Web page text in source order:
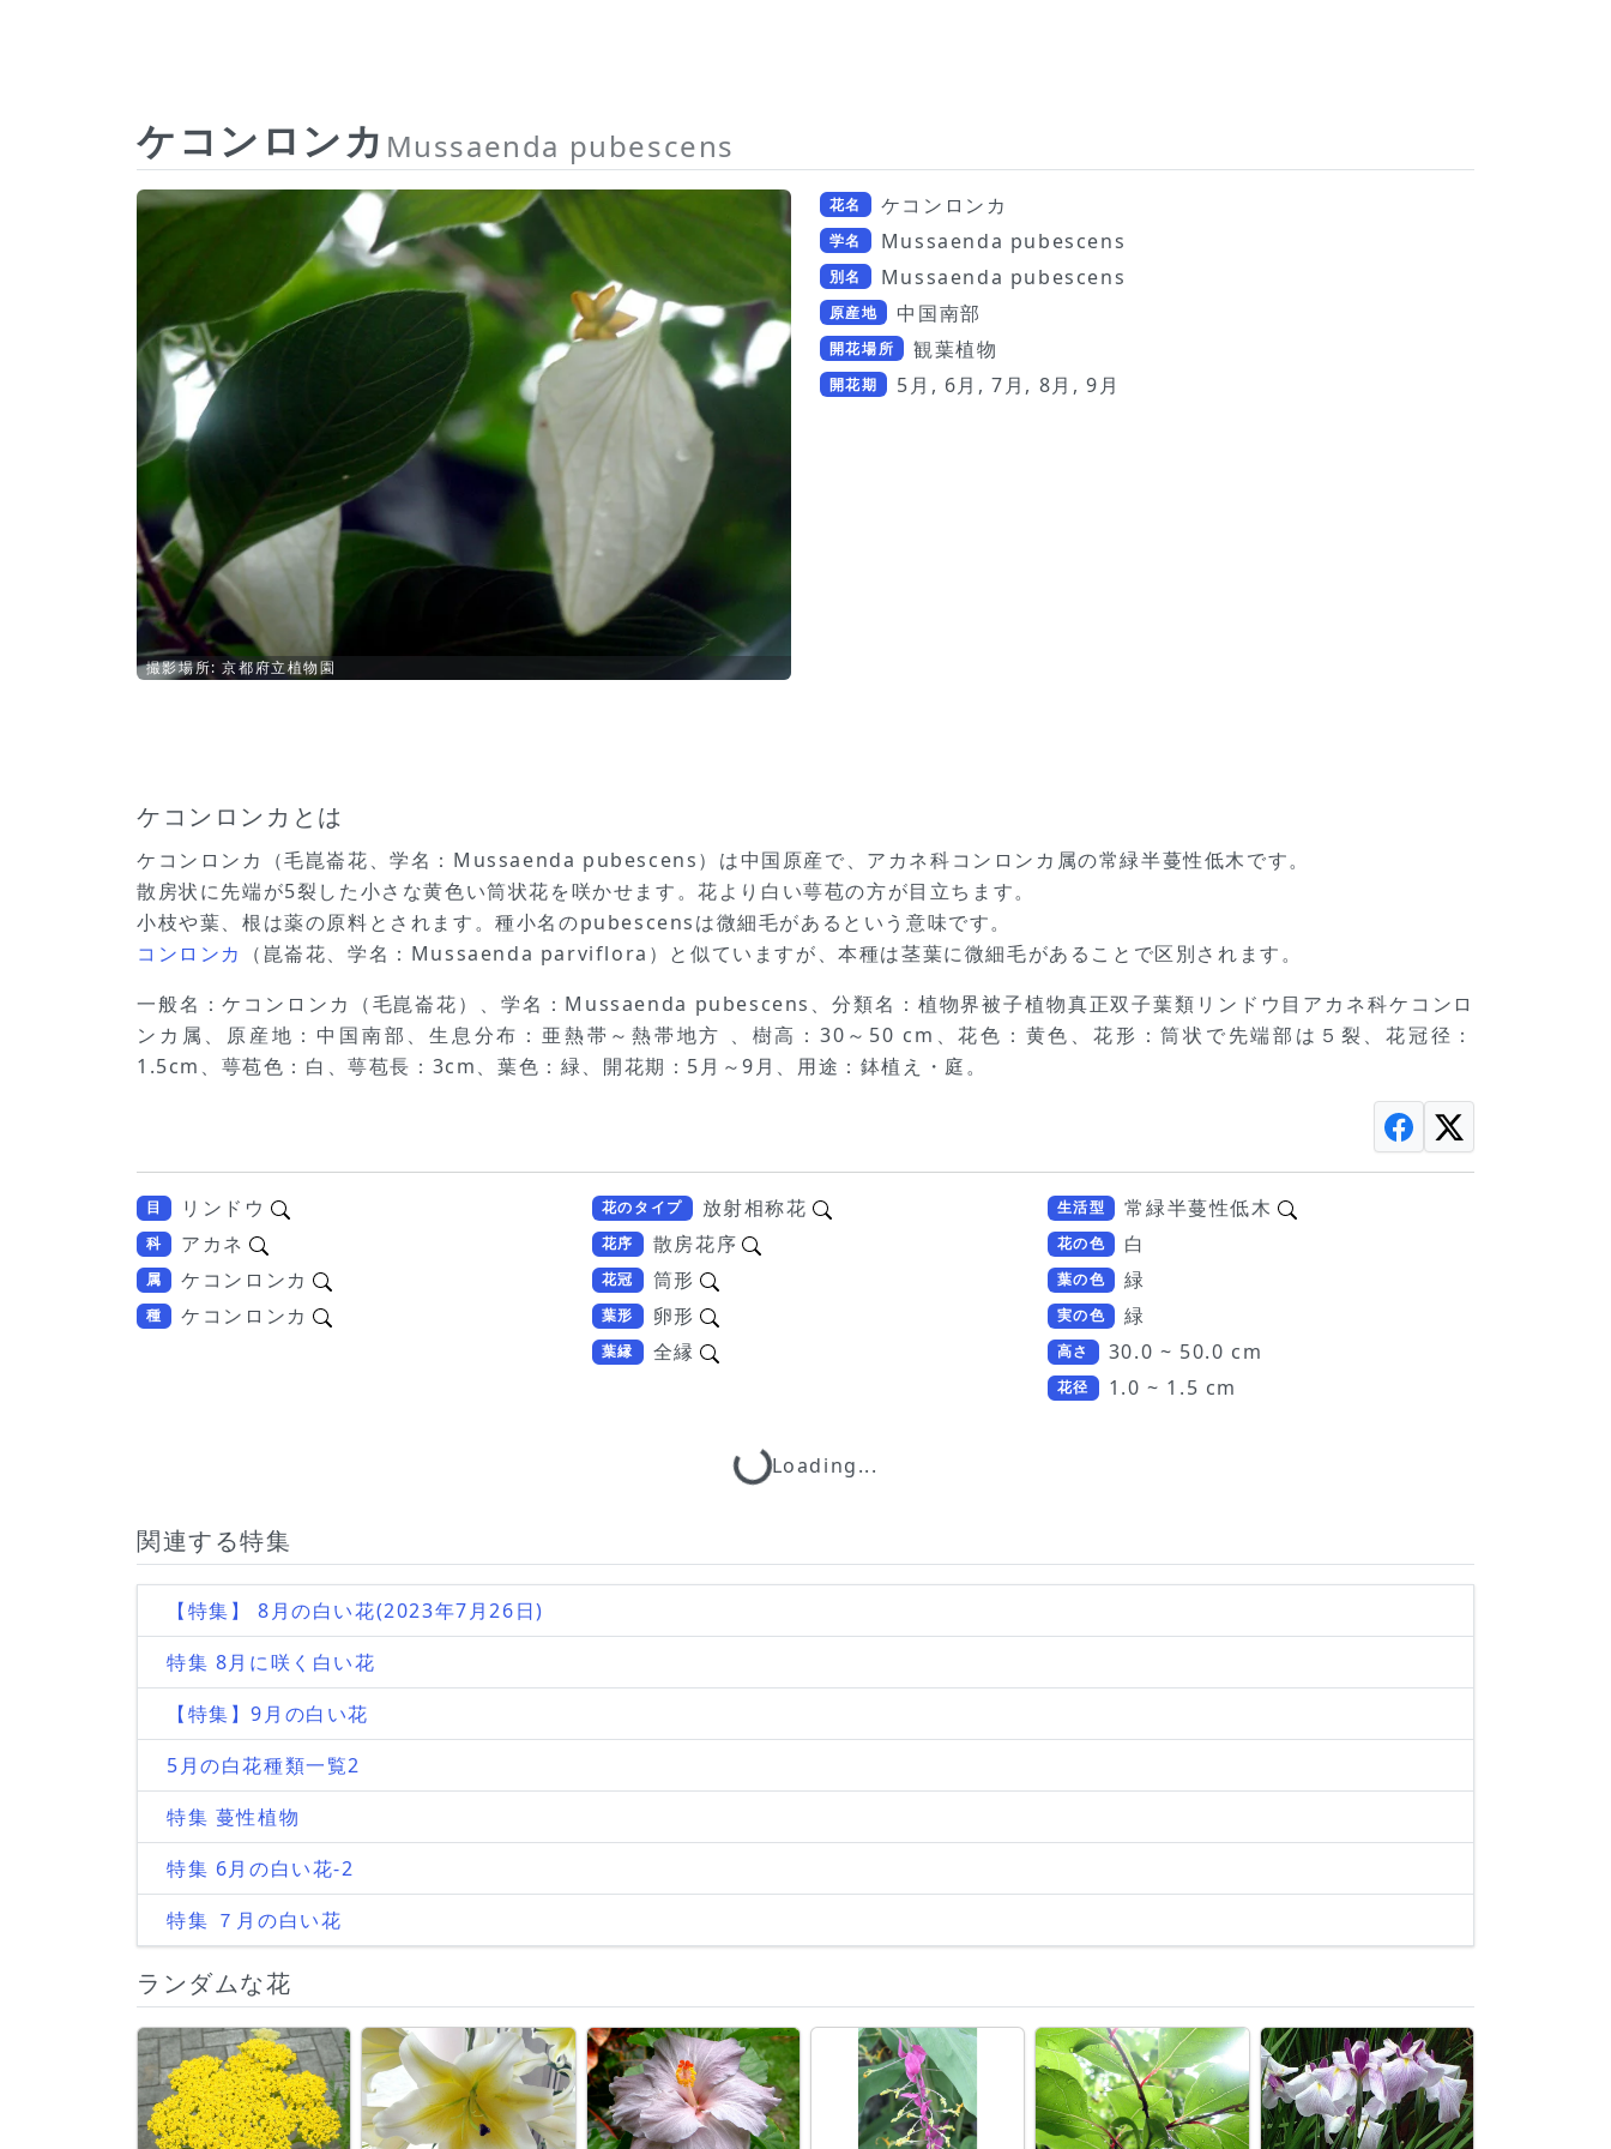
ケコンロンカ Mussaenda pubescens
撮影場所: 京都府立植物園
花名 ケコンロンカ
学名 Mussaenda pubescens
別名 Mussaenda pubescens
原産地 中国南部
開花場所 観葉植物
開花期 5月, 6月, 7月, 8月, 9月
ケコンロンカとは
ケコンロンカ（毛崑崙花、学名：Mussaenda pubescens）は中国原産で、アカネ科コンロンカ属の常緑半蔓性低木です。
散房状に先端が5裂した小さな黄色い筒状花を咲かせます。花より白い萼苞の方が目立ちます。
小枝や葉、根は薬の原料とされます。種小名のpubescensは微細毛があるという意味です。
コンロンカ
（崑崙花、学名：Mussaenda parviflora）と似ていますが、本種は茎葉に微細毛があることで区別されます。
一般名：ケコンロンカ（毛崑崙花）、学名：Mussaenda pubescens、分類名：植物界被子植物真正双子葉類リンドウ目アカネ科ケコンロ
ンカ属、原産地：中国南部、生息分布：亜熱帯～熱帯地方 、樹高：30～50 cm、花色：黄色、花形：筒状で先端部は５裂、花冠径：
1.5cm、萼苞色：白、萼苞長：3cm、葉色：緑、開花期：5月～9月、用途：鉢植え・庭。
目 リンドウ
科 アカネ
属 ケコンロンカ
種 ケコンロンカ
花のタイプ 放射相称花
花序 散房花序
花冠 筒形
葉形 卵形
葉縁 全縁
生活型 常緑半蔓性低木
花の色 白
葉の色 緑
実の色 緑
高さ 30.0 ~ 50.0 cm
花径 1.0 ~ 1.5 cm
Loading...Loading...
関連する特集
【特集】 8月の白い花(2023年7月26日)
特集 8月に咲く白い花
【特集】9月の白い花
5月の白花種類一覧2
特集 蔓性植物
特集 6月の白い花-2
特集 ７月の白い花
ランダムな花